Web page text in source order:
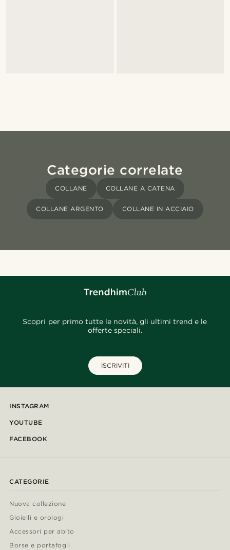
Categorie correlate
COLLANE COLLANE A CATENA
COLLANE ARGENTO COLLANE IN ACCIAIO
Scopri per primo tutte le novità, gli ultimi trend e le
offerte speciali.
ISCRIVITI
INSTAGRAM
YOUTUBE
FACEBOOK
CATEGORIE
Nuova collezione
Gioielli e orologi
Accessori per abito
Borse e portafogli